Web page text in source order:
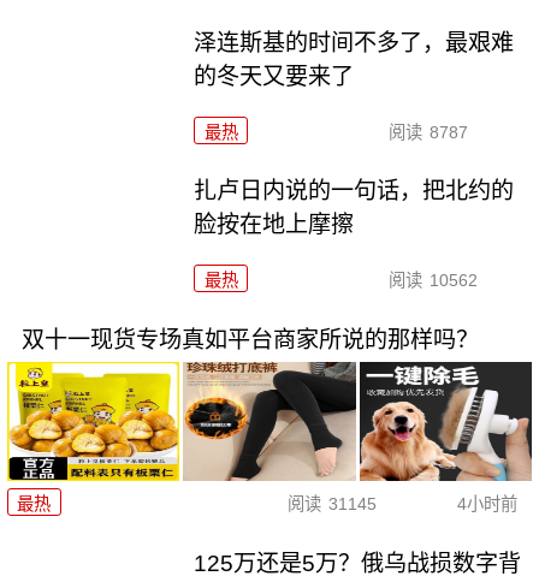
泽连斯基的时间不多了，最艰难
的冬天又要来了
最热 阅读 8787
扎卢日内说的一句话，把北约的
脸按在地上摩擦
最热 阅读 10562
双十一现货专场真如平台商家所说的那样吗？
最热 阅读 31145 4小时前
125万还是5万？俄乌战损数字背